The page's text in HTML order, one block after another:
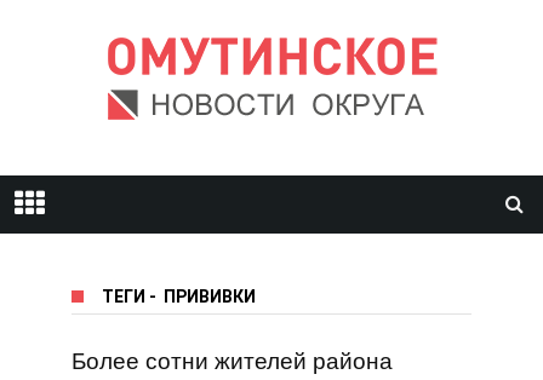
ТЕГИ - ПРИВИВКИ
Более сотни жителей района